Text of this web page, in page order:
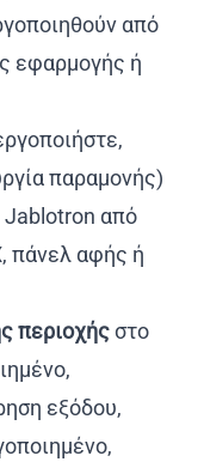
από
εφαρμογής ή
παραμονής)
Jablotron από
πάνελ αφής ή
περιοχήςστο
εξόδου,